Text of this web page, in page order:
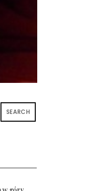
SEARCH